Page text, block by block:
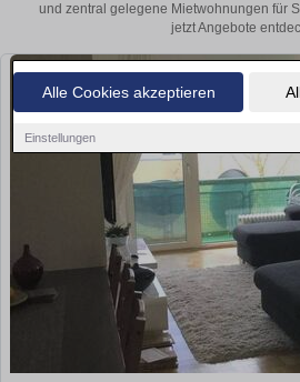
Alle Cookies akzeptieren
Einstellungen
und zentral gelegene Mietwohnungen für
jetzt Angebote